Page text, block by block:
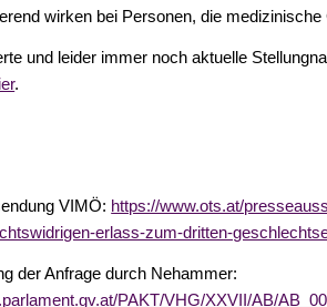
wirken bei Personen, die medizinische
und leider immer noch aktuelle
.
VIMÖ: https://www.ots.at/
erlass-zum-dritten-
der Anfrage durch Nehammer:
PAKT/VHG/XXVII/AB/